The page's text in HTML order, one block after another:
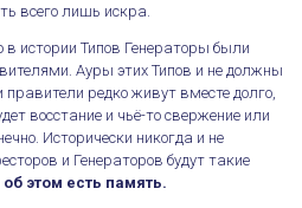
всего лишь искра.
в истории Типов Генераторы были
Ауры этих Типов и не должны
редко живут вместе долго,
восстание и чьё-то свержение или
Исторически никогда и не
и Генераторов будут такие
этом есть память.